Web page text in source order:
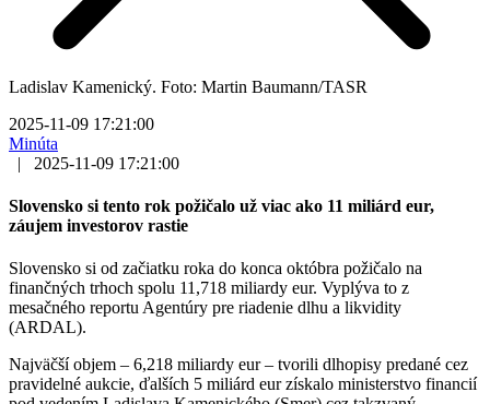
Ladislav Kamenický. Foto: Martin Baumann/TASR
2025-11-09 17:21:00
Minúta
|
2025-11-09 17:21:00
Slovensko si tento rok požičalo už viac ako 11 miliárd eur,
záujem investorov rastie
Slovensko si od začiatku roka do konca októbra požičalo na
finančných trhoch spolu 11,718 miliardy eur. Vyplýva to z
mesačného reportu Agentúry pre riadenie dlhu a likvidity
(ARDAL).
Najväčší objem – 6,218 miliardy eur – tvorili dlhopisy predané cez
pravidelné aukcie, ďalších 5 miliárd eur získalo ministerstvo financií